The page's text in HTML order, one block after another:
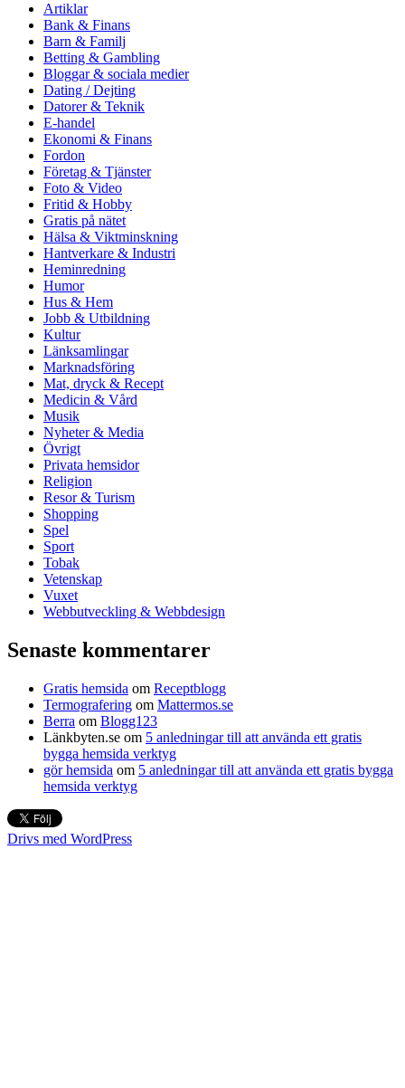
Artiklar
Bank & Finans
Barn & Familj
Betting & Gambling
Bloggar & sociala medier
Dating / Dejting
Datorer & Teknik
E-handel
Ekonomi & Finans
Fordon
Företag & Tjänster
Foto & Video
Fritid & Hobby
Gratis på nätet
Hälsa & Viktminskning
Hantverkare & Industri
Heminredning
Humor
Hus & Hem
Jobb & Utbildning
Kultur
Länksamlingar
Marknadsföring
Mat, dryck & Recept
Medicin & Vård
Musik
Nyheter & Media
Övrigt
Privata hemsidor
Religion
Resor & Turism
Shopping
Spel
Sport
Tobak
Vetenskap
Vuxet
Webbutveckling & Webbdesign
Senaste kommentarer
Gratis hemsida om Receptblogg
Termografering om Mattermos.se
Berra om Blogg123
Länkbyten.se om 5 anledningar till att använda ett gratis
bygga hemsida verktyg
gör hemsida om 5 anledningar till att använda ett gratis bygga
hemsida verktyg
Drivs med WordPress